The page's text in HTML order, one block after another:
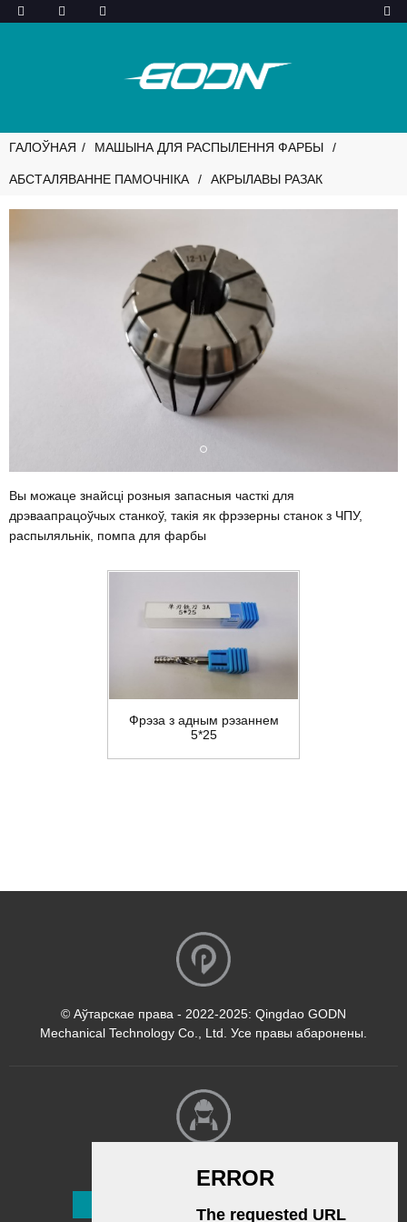
ГАЛОЎНАЯ МАШЫНА ДЛЯ РАСПЫЛЕННЯ ФАРБЫ
АБСТАЛЯВАННЕ ПАМОЧНІКА АКРЫЛАВЫ РАЗАК
Вы можаце знайсці розныя запасныя часткі для
дрэваапрацоўчых станкоў, такія як фрэзерны станок з ЧПУ,
распыляльнік, помпа для фарбы
Фрэза з адным рэзаннем
5*25
© Аўтарскае права - 2022-2025: Qingdao GODN
Mechanical Technology Co., Ltd. Усе правы абаронены.
Інфармацыйны бюлетэнь